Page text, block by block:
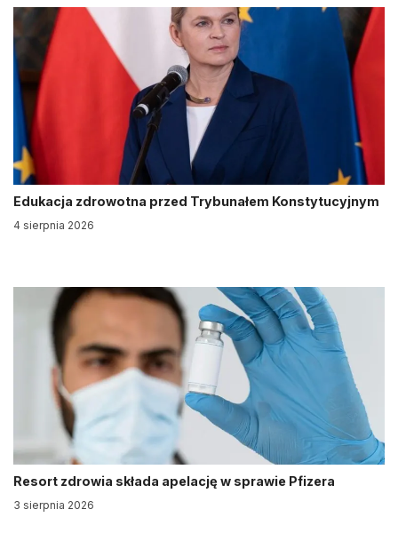
Edukacja zdrowotna przed Trybunałem Konstytucyjnym
4 sierpnia 2026
Resort zdrowia składa apelację w sprawie Pfizera
3 sierpnia 2026